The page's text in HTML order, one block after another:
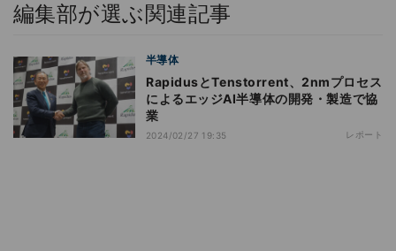
編集部が選ぶ関連記事
半導体
RapidusとTenstorrent、2nmプロセス
によるエッジAI半導体の開発・製造で協
業
2024/02/27 19:35 レポート